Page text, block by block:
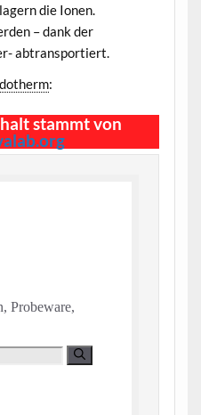
die Ionen.
– dank der
abtransportiert.
:
stammt von